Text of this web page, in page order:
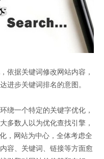
依据关键词修改网站内容，
进步关键词排名的意图。
绕一个特定的关键字优化，
多数人以为优化查找引擎，
，网站为中心，全体考虑全
容、关键词、链接等方面愈